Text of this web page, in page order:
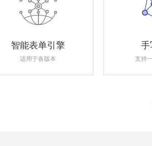
智能表单引擎
适用于各版本
手
支持